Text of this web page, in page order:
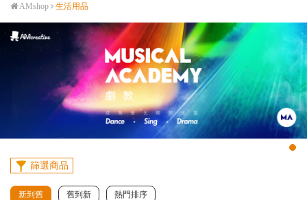
AMshop 生活用品
篩選商品
新到舊 舊到新 熱門排序